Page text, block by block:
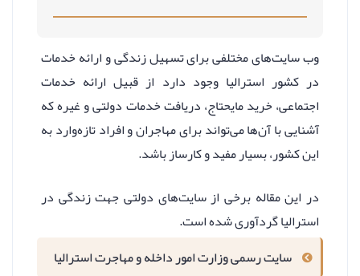
وب سایت‌های مختلفی برای تسهیل زندگی و ارائه خدمات
در کشور استرالیا وجود دارد از قبیل ارائه خدمات
اجتماعی، خرید مایحتاج، دریافت خدمات دولتی و غیره که
آشنایی با آن‌ها می‌تواند برای مهاجران و افراد تازه‌وارد به
این کشور، بسیار مفید و کارساز باشد.
در این مقاله برخی از سایت‌های دولتی جهت زندگی در
استرالیا گردآوری شده است.
سایت رسمی وزارت امور داخله و مهاجرت استرالیا